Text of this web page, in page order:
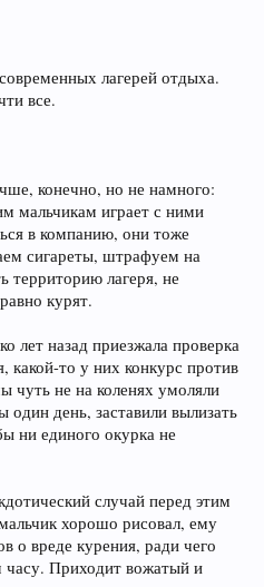
лагерей отдыха.
все.
конечно, но не намного:
мальчикам играет с ними
в компанию, они тоже
сигареты, штрафуем на
территорию лагеря, не
курят.
лет назад приезжала проверка
какой-то у них конкурс против
чуть не на коленях умоляли
один день, заставили вылизать
ни единого окурка не
случай перед этим
хорошо рисовал, ему
о вреде курения, ради чего
часу. Приходит вожатый и